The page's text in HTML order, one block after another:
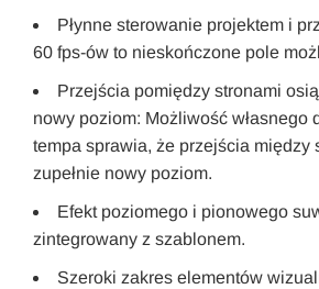
Płynne sterowanie projektem i
60 fps-ów to nieskończone pole
Przejścia pomiędzy stronami
nowy poziom: Możliwość własnego
tempa sprawia, że przejścia między
zupełnie nowy poziom.
Efekt poziomego i pionowego
zintegrowany z szablonem.
Szeroki zakres elementów